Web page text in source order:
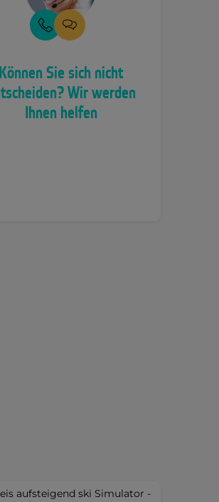
Können Sie sich nicht
Wir werden
Ihnen helfen
aufsteigend ski Simulator -